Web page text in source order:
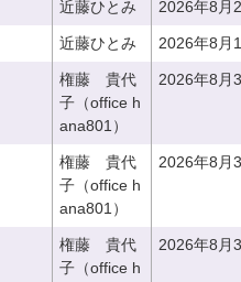
近藤ひとみ 2026年8月
近藤ひとみ 2026年8月
権藤 貴代
子（office h
ana801）
2026年8月
権藤 貴代
子（office h
ana801）
2026年8月
権藤 貴代
子（office h
2026年8月